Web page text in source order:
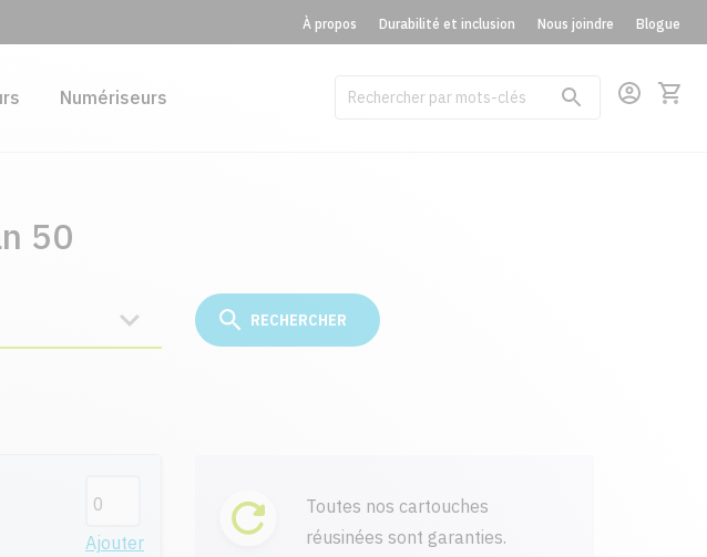
À propos Durabilité et inclusion Nous joindre Blogue
Numériseurs
50
Ajouter
Toutes nos cartouches
réusinées sont garanties.